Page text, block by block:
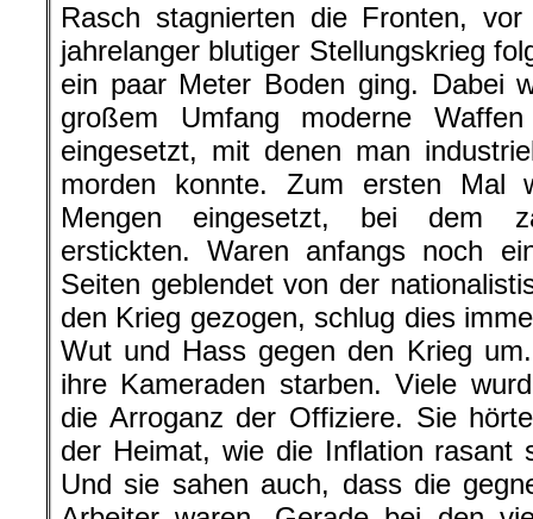
Rasch stagnierten die Fronten,
jahrelanger blutiger Stellungskrieg
ein paar Meter Boden ging. Dabei
großem Umfang moderne
eingesetzt, mit denen man
morden konnte. Zum ersten Mal
Mengen eingesetzt, bei dem
erstickten. Waren anfangs noch
Seiten geblendet von der
den Krieg gezogen, schlug dies
Wut und Hass gegen den Krieg
ihre Kameraden starben. Viele
die Arroganz der Offiziere. Sie
der Heimat, wie die Inflation rasant
Und sie sahen auch, dass die